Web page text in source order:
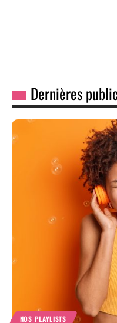
Dernières
NOS PLAYLISTS